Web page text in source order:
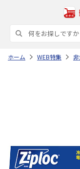
ホーム WEB特集